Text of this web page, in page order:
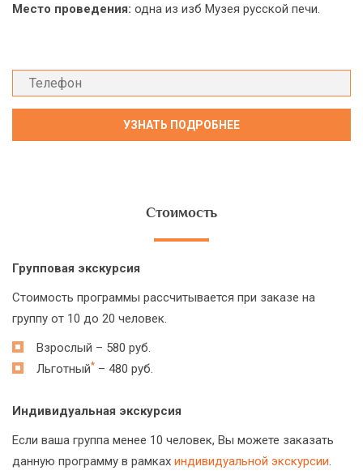
Место проведения: одна из изб Музея русской печи.
Стоимость
Групповая экскурсия
Стоимость программы рассчитывается при заказе на
группу от 10 до 20 человек.
Взрослый – 580 руб.
Льготный* – 480 руб.
Индивидуальная экскурсия
Если ваша группа менее 10 человек, Вы можете заказать
данную программу в рамках индивидуальной экскурсии.